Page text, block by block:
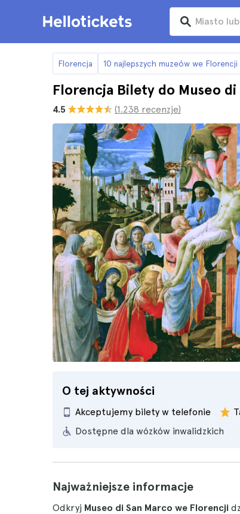
Florencja 10 najlepszych muzeów we Florencji
Florencja Bilety do Museo di
4.5 (1.238 recenzje)
O tej aktywności
Akceptujemy bilety w telefonie
Dostępne dla wózków inwalidzkich
Najważniejsze informacje
Odkryj Museo di San Marco we Florencji